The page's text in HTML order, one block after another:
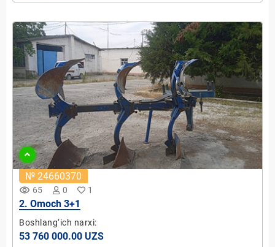
remove_red_eye 65 0 1
№ 24660370
2. Omoch 3+1
Boshlang‘ich narxi:
53 760 000.00 UZS